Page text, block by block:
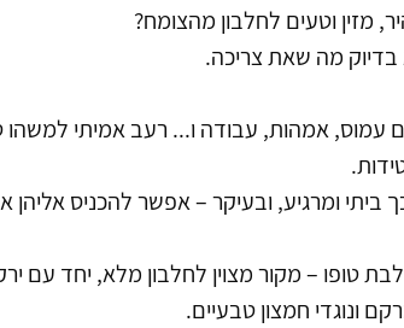
מזין וטעים לחלבון מהצומח?
מה שאת צריכה.
עמוס, אמהות, עבודה ו... רעב אמיתי
טופו – מקור מצוין לחלבון מלא, יחד עם
ונוגדי חמצון טבעיים.